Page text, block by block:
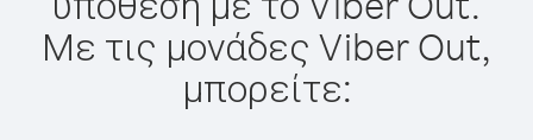
Με τις μονάδες Viber Out,
μπορείτε: